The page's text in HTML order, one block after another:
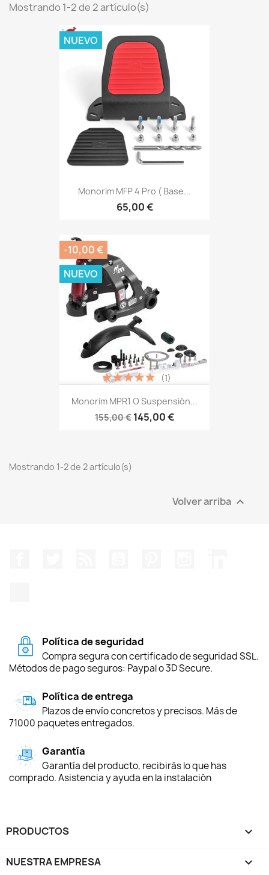
Mostrando 1-2 de 2 artículo(s)
Monorim MFP 4 Pro ( Base...
65,00 €
NUEVO
Monorim MPR1 O Suspensión...
155,00 € 145,00 €
(1)
-10,00 €
NUEVO
Mostrando 1-2 de 2 artículo(s)
Volver arriba 
Política de seguridad
Compra segura con certificado de seguridad SSL.
Métodos de pago seguros: Paypal o 3D Secure.
Política de entrega
Plazos de envío concretos y precisos. Más de
71000 paquetes entregados.
Garantía
Garantía del producto, recibirás lo que has
comprado. Asistencia y ayuda en la instalación
PRODUCTOS 
NUESTRA EMPRESA 